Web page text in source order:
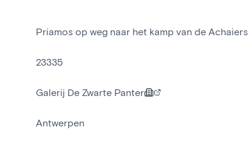
Priamos op weg naar het kamp van de Achaiers
23335
Galerij De Zwarte Panter
Antwerpen